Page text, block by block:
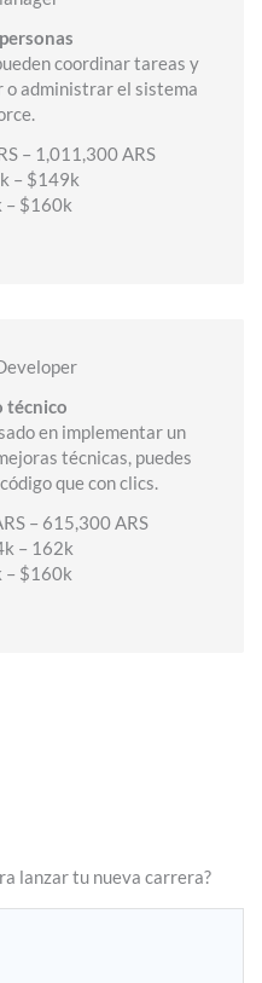
coordinar tareas y
o administrar el sistema
– 1,011,300 ARS
– $149k
– $160k
técnico
en implementar un
técnicas, puedes
que con clics.
– 615,300 ARS
– 162k
– $160k
lanzar tu nueva carrera?